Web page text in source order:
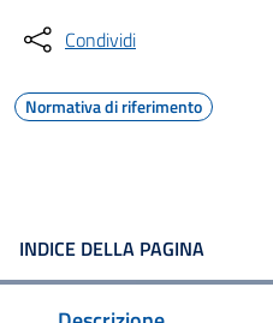
Condividi
Normativa di riferimento
INDICE DELLA PAGINA